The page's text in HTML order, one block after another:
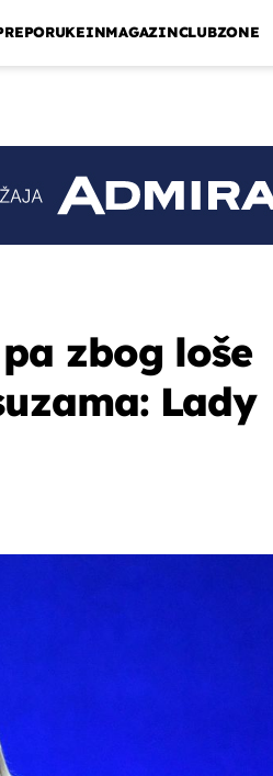
INMAGAZINCLUBZONE
zbog loše
Lady